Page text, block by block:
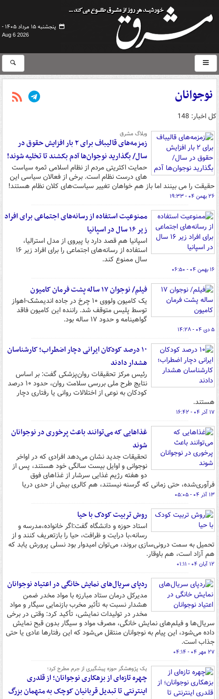
پنجشنبه ۱۵ مرداد ۱۴۰۵ -
Aug 6 2026
نوجوانان
کل اخبار: 148
وبلاگ مشرق
زمزمه‌های قالیباف برای ۲ بار افزایش حقوق در
سال/ بگذارید نوجوان‌ها آدم بکشند تا تخلیه شوند!
حمایت اکثریتی مردم از نظام اسلامی ثمره سیاست
های درست نظام است. برخی از فعالان سیاسی این
حقیقت را می بینند اما باز هم خواهان تغییر سیاست‌های کلان نظام هستند!
۲۶ بهمن ۰۴ - ۱۹:۳۳
ممنوعیت استفاده از رسانه‌های اجتماعی برای افراد
زیر ۱۶ سال در اسپانیا
اسپانیا هم قصد دارد با پیروی از مدل استرالیا،
استفاده از رسانه‌های اجتماعی را برای افراد زیر ۱۶
سال ممنوع کند.
۱۶ بهمن ۰۴ - ۰۶:۵۰
فیلم/ نوجوان ۱۷ ساله پشت فرمان کامیون
یک کامیون ولووی ۱۰ چرخ در جاده اندیمشک-اهواز
توسط پلیس متوقف شد. راننده این کامیون فاقد
گواهینامه و حدود ۱۷ ساله بود.
۵ دی ۰۴ - ۱۴:۲۸
۱۰ درصد کودکان ایرانی دچار اضطراب؛ کارشناسان
هشدار دادند
رئیس مرکز تحقیقات روان‌پزشکی گفت: بر اساس
نتایج طرح ملی بررسی سلامت روان، حدود ۱۰ درصد
کودکان به نوعی از اختلالات روانی یا رفتاری دچار
هستند.
۱۷ آذر ۰۴ - ۱۶:۴۲
غذاهایی که می‌توانند باعث پرخوری در نوجوانان
شوند
تحقیقات جدید نشان می‌دهد افرادی که در اواخر
نوجوانی و اوایل بیست سالگی خود هستند، پس از
دو هفته رژیم غذایی سرشار از غذاهای فوق
فرآوری‌شده، حتی زمانی که گرسنه نیستند، هم کالری بیش از حدی دریا
۱۳ آذر ۰۴ - ۰۵:۰۵
روش تربیت کودک با حیا
استاد حوزه و دانشگاه گفت:اگر خانواده‌،مدرسه و
رسانه‌،با درایت و ظرافت، حیا را بازتعریف کنند و از
تحمیل به سمت درونی‌سازی بروند، می‌توان امیدوار بود نسلی پرورش یابد که
هم آزاد است، هم باوقار.
۱۲ آبان ۰۴ - ۰۱:۱۱
ردپای سریال‌های نمایش خانگی در اعتیاد نوجوانان
مدیرکل درمان ستاد مبارزه با مواد مخدر ضمن
هشدار نسبت به تأثیر مخرب بازنمایی سیگار و مواد
مخدر در تولیدات نمایشی، تأکید کرد: وقتی در برخی
سریال‌ها و فیلم‌های نمایش خانگی، مصرف مواد و سیگار بدون قبح نمایش
داده می‌شود، این پیام به نوجوانان منتقل می‌شود که این رفتارها عادی یا حتی
جذاب است.
۲۷ مهر ۰۴ - ۰۴:۱۴
یک پژوهشگر حوزه پیشگیری از جرم مطرح کرد؛
چهره تازه‌ای از بزهکاری نوجوانان؛ از قلدری
اینترنتی تا تبدیل قربانیان کوچک به متهمان بزرگ